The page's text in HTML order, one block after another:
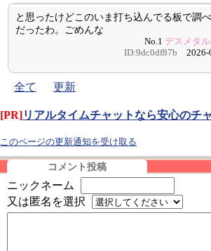
と思ったけどこのいま打ち込んでる板で調
だったわ。ごめんな
No.1 デスメタ
ID:9dc0df87b 2026-
全て 更新
[PR]リアルタイムチャットなら安心のチ
このページの更新通知を受け取る
コメント投稿
ニックネーム
又は匿名を選択